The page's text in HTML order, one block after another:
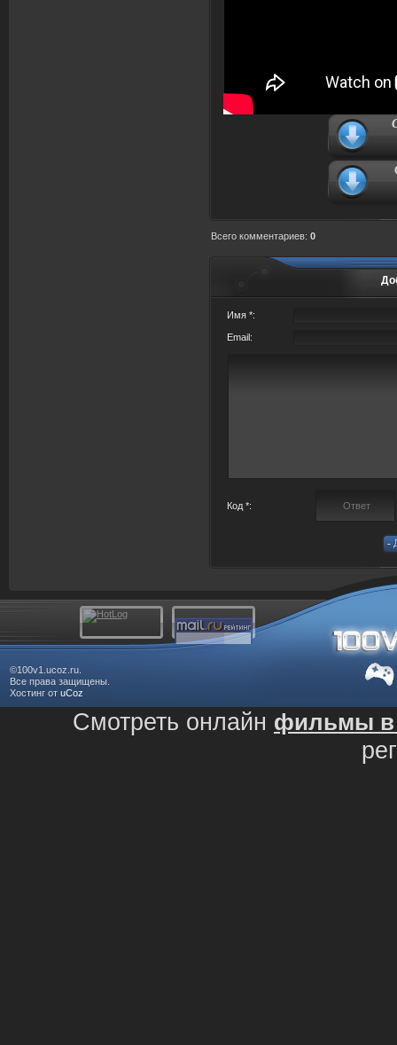
Всего комментариев: 0
Имя *:
Email:
Код *:
©100v1.ucoz.ru.
Все права защищены.
Хостинг от uCoz
Смотреть онлайн фильмы в